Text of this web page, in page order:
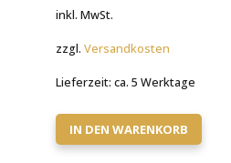
inkl. MwSt.
zzgl. Versandkosten
Lieferzeit: ca. 5 Werktage
IN DEN WARENKORB